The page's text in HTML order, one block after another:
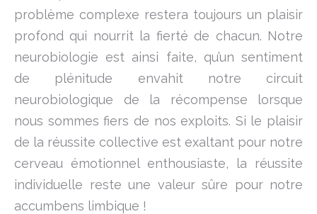
problème complexe restera toujours un plaisir
profond qui nourrit la fierté de chacun. Notre
neurobiologie est ainsi faite, qu’un sentiment
de plénitude envahit notre circuit
neurobiologique de la récompense lorsque
nous sommes fiers de nos exploits. Si le plaisir
de la réussite collective est exaltant pour notre
cerveau émotionnel enthousiaste, la réussite
individuelle reste une valeur sûre pour notre
accumbens limbique !